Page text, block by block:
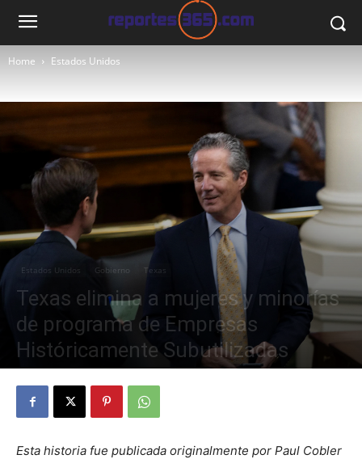
Home Estados Unidos
Estados Unidos Gobierno Texas
Texas elimina a mujeres y minorías
de programa de Empresas
Históricamente Subutilizadas
Esta historia fue publicada originalmente por Paul Cobler